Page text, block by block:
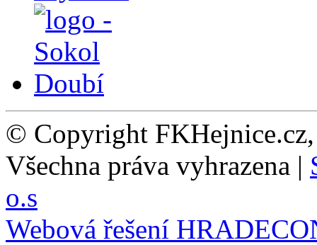
© Copyright
Všechna práva vyhrazena |
o.s
Webová řešení